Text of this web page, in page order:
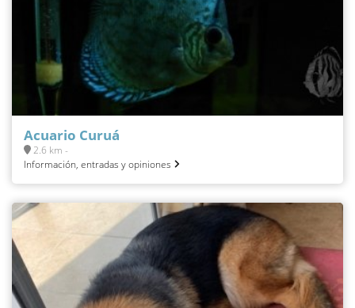
Acuario Curuá
2.6 km -
Información, entradas y opiniones